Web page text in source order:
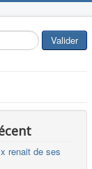
Valider
renait de ses